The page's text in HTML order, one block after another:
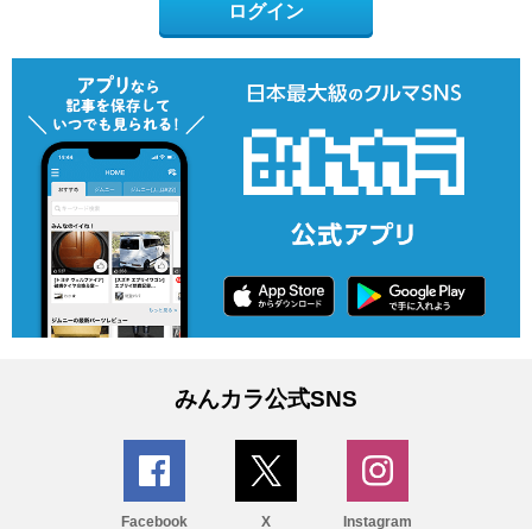
ログイン
みんカラ公式SNS
Facebook X Instagram